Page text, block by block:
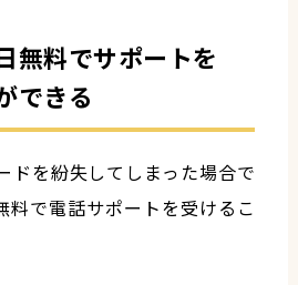
無料でサポートを
できる
ドを紛失してしまった場合で
料で電話サポートを受けるこ